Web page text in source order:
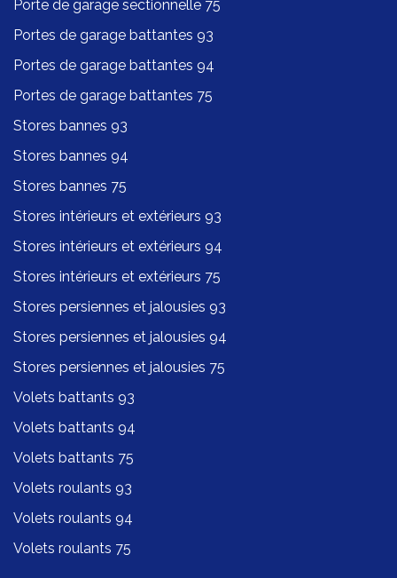
Porte de garage sectionnelle 75
Portes de garage battantes 93
Portes de garage battantes 94
Portes de garage battantes 75
Stores bannes 93
Stores bannes 94
Stores bannes 75
Stores intérieurs et extérieurs 93
Stores intérieurs et extérieurs 94
Stores intérieurs et extérieurs 75
Stores persiennes et jalousies 93
Stores persiennes et jalousies 94
Stores persiennes et jalousies 75
Volets battants 93
Volets battants 94
Volets battants 75
Volets roulants 93
Volets roulants 94
Volets roulants 75